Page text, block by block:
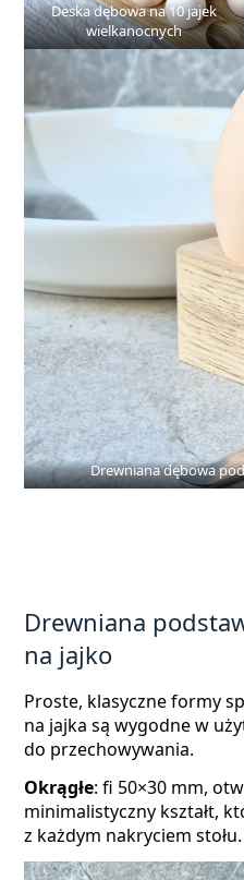
Deska dębowa na 10 jajek
wielkanocnych
Drewniana dębowa
Drewniana
na jajko
Proste, klasyczne formy
na jajka są wygodne w
do przechowywania.
Okrągłe: fi 50×30 mm,
minimalistyczny kształt,
z każdym nakryciem stołu.